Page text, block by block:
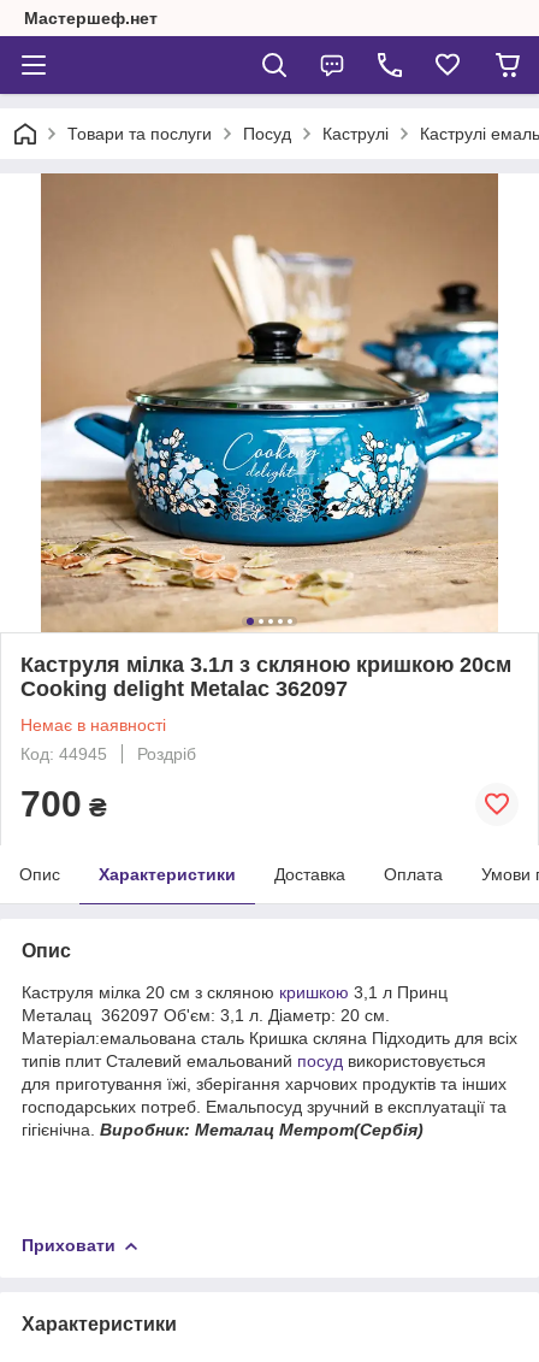
Мастершеф.нет
Товари та послуги Посуд Каструлі Каструлі
Каструля мілка 3.1л з скляною кришкою 20см
Cooking delight Metalac 362097
Немає в наявності
Код: 44945
Роздріб
700 ₴
Опис Характеристики Доставка Оплата Умови
Опис
Каструля мілка 20 см з скляною кришкою 3,1 л Принц
Металац 362097 Об'єм: 3,1 л. Діаметр: 20 см.
Матеріал:емальована сталь Кришка скляна Підходить для всіх
типів плит Сталевий емальований посуд використовується
для приготування їжі, зберігання харчових продуктів та інших
господарських потреб. Емальпосуд зручний в експлуатації та
гігієнічна. Виробник: Металац Метрот(Сербія)
Приховати
Характеристики